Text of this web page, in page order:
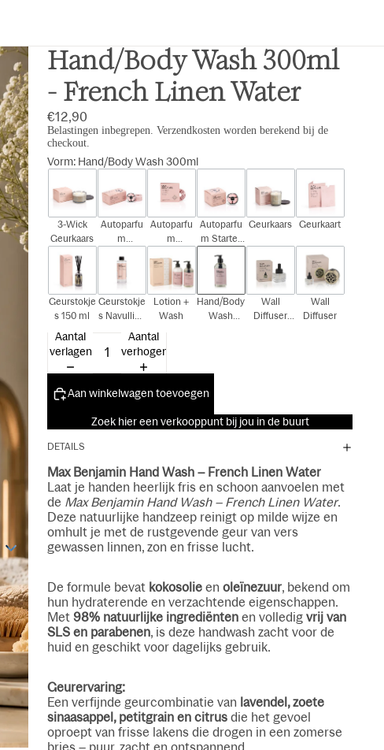
Hand/Body Wash 300ml
- French Linen Water
€12,90
Belastingen inbegrepen. Verzendkosten worden berekend bij de
checkout.
Vorm: Hand/Body Wash 300ml
3-Wick
Geurkaars
Autoparfu
m
Autoparfu
m
Autoparfu
m Starter
Kit
Geurkaars Geurkaart
Geurstokje
s 150 ml
Geurstokje
s Navulling
Lotion +
Wash
Hand/Body
Wash
Wall
Diffuser
Wall
Diffuser
Aantal
verlagen
Aantal
verhogen
Aan winkelwagen toevoegen
Zoek hier een verkooppunt bij jou in de buurt
DETAILS
Max Benjamin Hand Wash – French Linen Water
Laat je handen heerlijk fris en schoon aanvoelen met
de Max Benjamin Hand Wash – French Linen Water.
Deze natuurlijke handzeep reinigt op milde wijze en
omhult je met de rustgevende geur van vers
gewassen linnen, zon en frisse lucht.
De formule bevat kokosolie en oleïnezuur, bekend om
hun hydraterende en verzachtende eigenschappen.
Met 98% natuurlijke ingrediënten en volledig vrij van
SLS en parabenen, is deze handwash zacht voor de
huid en geschikt voor dagelijks gebruik.
Geurervaring:
Een verfijnde geurcombinatie van lavendel, zoete
sinaasappel, petitgrain en citrus die het gevoel
oproept van frisse lakens die drogen in een zomerse
bries – puur, zacht en ontspannend.